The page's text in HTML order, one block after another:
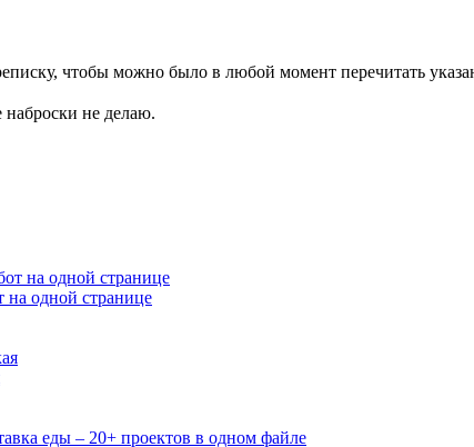
чтобы можно было в любой момент перечитать
не делаю.
одной странице